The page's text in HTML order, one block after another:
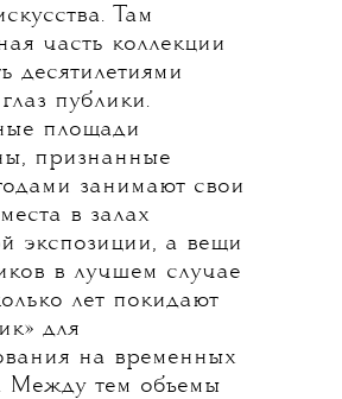
Там
часть коллекции
десятилетиями
публики.
площади
признанные
занимают свои
в залах
экспозиции, а вещи
в лучшем случае
лет покидают
для
на временных
Между тем объемы